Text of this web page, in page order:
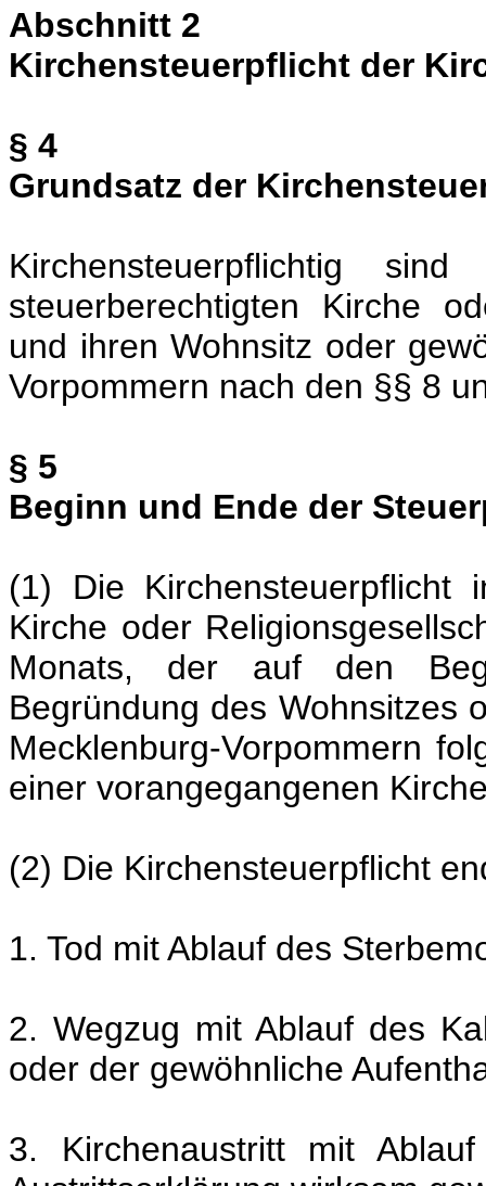
Abschnitt 2
Kirchensteuerpflicht der
§ 4
Grundsatz der
Kirchensteuerpflichtig
steuerberechtigten Kirche
und ihren Wohnsitz oder
Vorpommern nach den §§ 8
§ 5
Beginn und Ende der
(1) Die Kirchensteuerpflicht
Kirche oder
Monats, der auf den
Begründung des Wohnsitzes
Mecklenburg-Vorpommern
einer vorangegangenen
(2) Die Kirchensteuerpflicht
1. Tod mit Ablauf des
2. Wegzug mit Ablauf des
oder der gewöhnliche
3. Kirchenaustritt mit